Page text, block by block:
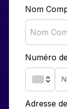
Nom
Numéro
Adresse